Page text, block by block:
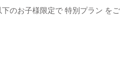
のお子様限定で 特別プラン を